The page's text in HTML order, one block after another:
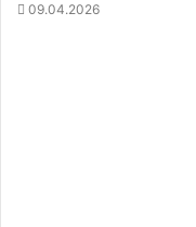
09.04.2026